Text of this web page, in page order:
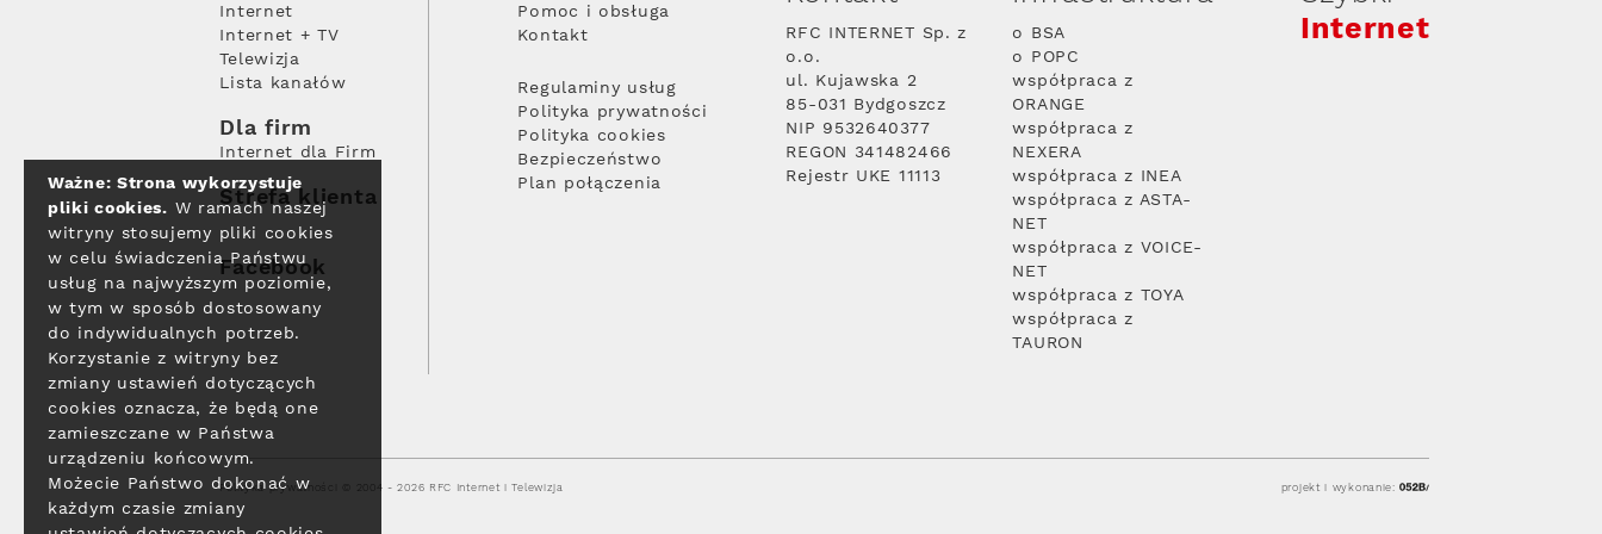
Internet
Internet + TV
Telewizja
Lista kanałów
Dla firm
Internet dla Firm
Strefa klienta
Facebook
Pomoc i obsługa
Kontakt
Regulaminy usług
Polityka prywatności
Polityka cookies
Bezpieczeństwo
Plan połączenia
RFC INTERNET Sp. z
o.o.
ul. Kujawska 2
85-031 Bydgoszcz
NIP 9532640377
REGON 341482466
Rejestr UKE 11113
o BSA
o POPC
współpraca z
ORANGE
współpraca z
NEXERA
współpraca z INEA
współpraca z ASTA-
NET
współpraca z VOICE-
NET
współpraca z TOYA
współpraca z
TAURON
Internet
Polityka prywatności © 2004 - 2026 RFC Internet i Telewizja projekt i wykonanie:
Ważne: Strona wykorzystuje
pliki cookies. W ramach naszej
witryny stosujemy pliki cookies
w celu świadczenia Państwu
usług na najwyższym poziomie,
w tym w sposób dostosowany
do indywidualnych potrzeb.
Korzystanie z witryny bez
zmiany ustawień dotyczących
cookies oznacza, że będą one
zamieszczane w Państwa
urządzeniu końcowym.
Możecie Państwo dokonać w
każdym czasie zmiany